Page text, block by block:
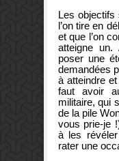
Les
l’on tire en
et que l’on
atteigne
poser une
demandées
à atteindre
faut avoir
militaire, qui
de la pile
vous prie-je
à les
rater une